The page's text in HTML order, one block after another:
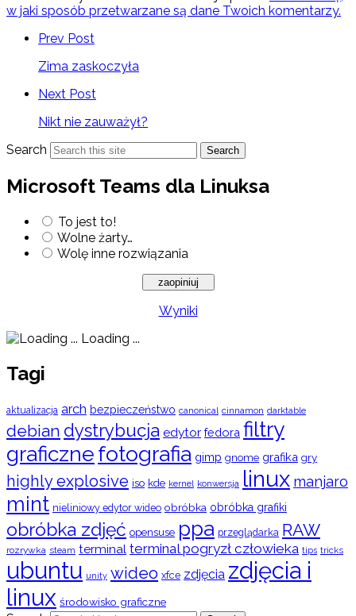
w jaki sposób przetwarzane są dane Twoich komentarzy.
Prev Post
Zima zaskoczyła
Next Post
Nikt nie zauważył?
Search
Search
Microsoft Teams dla Linuksa
To jest to!
Wolne żarty…
Wolę inne rozwiązania
Wyniki
Loading ...
Tagi
aktualizacja arch bezpieczeństwo canonical cinnamon darktable
debian dystrybucja edytor fedora filtry
graficznefotografia gimp gnome grafika gry
highly explosive iso kde kernel konwersja linux manjaro
mint nieliniowy edytor wideo obróbka obróbka grafiki
obróbka zdjęć opensuse ppa przeglądarka RAW
rozrywka steam terminal terminal pogryzł człowieka tips tricks
ubuntu unity wideo xfce zdjęcia zdjęcia i
linux środowisko graficzne